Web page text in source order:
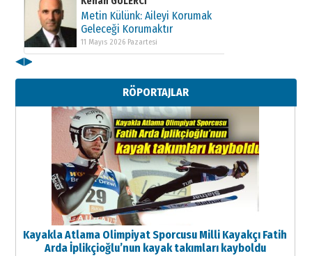
Metin Külünk: Aileyi Korumak
Geleceği Korumaktır
11 Mayıs 2026 Pazartesi
Metin Külünk: Aileyi Korumak
Geleceği Korumaktır
11 Mayıs 2026 Pazartesi
◀▶
RÖPORTAJLAR
Kayakla Atlama Olimpiyat Sporcusu Milli Kayakçı Fatih
Arda İplikçioğlu’nun kayak takımları kayboldu